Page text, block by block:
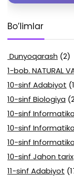
Bo’limlar
Dunyoqarash (2)
1-bob. NATURAL
10-sinf Adabiyot
10-sinf Biologiya
10-sinf Informatika
10-sinf
10-sinf
10-sinf Jahon tarix
11-sinf Adabiyot